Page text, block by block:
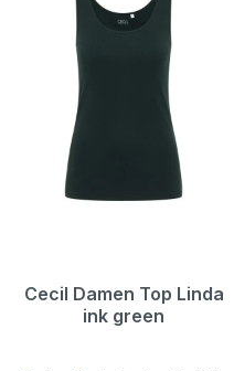
Cecil Damen Top Linda
ink green